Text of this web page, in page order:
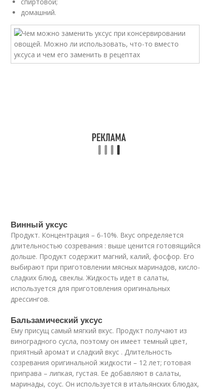
домашний.
Винный уксус
Продукт. Концентрация – 6-10%. Вкус определяется
длительностью созревания : выше ценится готовящийся
дольше. Продукт содержит магний, калий, фосфор. Его
выбирают при приготовлении мясных маринадов, кисло-
сладких блюд, свеклы. Жидкость идет в салаты,
используется для приготовления оригинальных
дрессингов.
Бальзамический уксус
Ему присущ самый мягкий вкус. Продукт получают из
виноградного сусла, поэтому он имеет темный цвет,
приятный аромат и сладкий вкус . Длительность
созревания оригинальной жидкости – 12 лет; готовая
приправа – липкая, густая. Ее добавляют в салаты,
маринады, соус. Он используется в итальянских блюдах,